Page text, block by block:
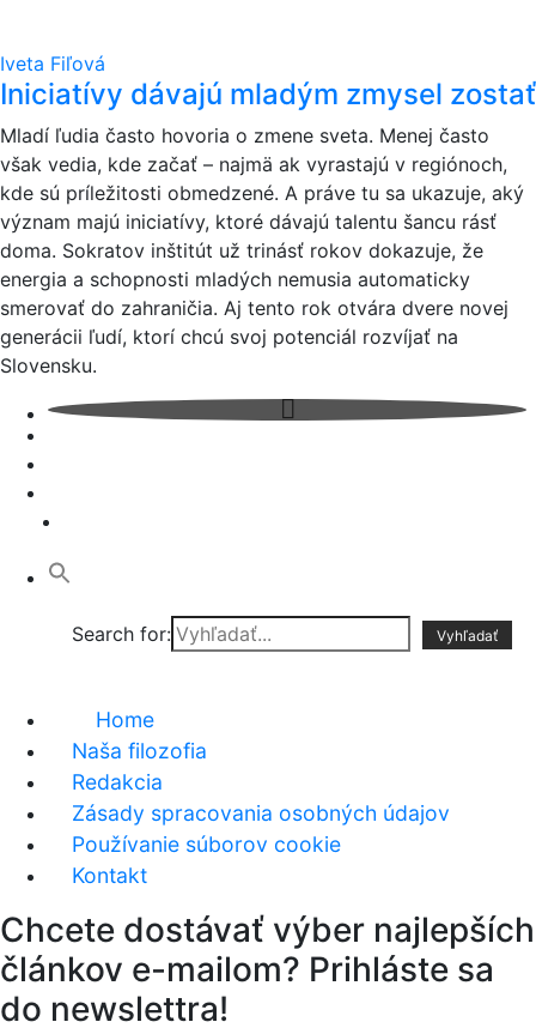
Iveta Fiľová
Iniciatívy dávajú mladým zmysel zostať
Mladí ľudia často hovoria o zmene sveta. Menej často
však vedia, kde začať – najmä ak vyrastajú v regiónoch,
kde sú príležitosti obmedzené. A práve tu sa ukazuje, aký
význam majú iniciatívy, ktoré dávajú talentu šancu rásť
doma. Sokratov inštitút už trinásť rokov dokazuje, že
energia a schopnosti mladých nemusia automaticky
smerovať do zahraničia. Aj tento rok otvára dvere novej
generácii ľudí, ktorí chcú svoj potenciál rozvíjať na
Slovensku.
Search for:
Home
Naša filozofia
Redakcia
Zásady spracovania osobných údajov
Používanie súborov cookie
Kontakt
Chcete dostávať výber najlepších
článkov e-mailom? Prihláste sa
do newslettra!